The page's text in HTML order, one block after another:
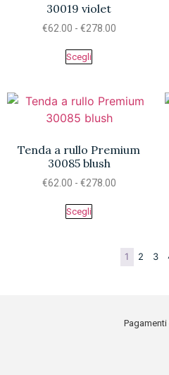
30019 violet
€62.00 - €278.00
Scegli
Tenda a rullo Premium
30085 blush
€62.00 - €278.00
Scegli
1 2 3
Pagamenti